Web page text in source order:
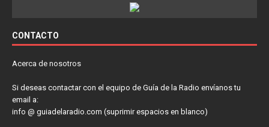
CONTACTO
Acerca de nosotros
Si deseas contactar con el equipo de Guía de la Radio envíanos tu
email a:
info @ guiadelaradio.com (suprimir espacios en blanco)